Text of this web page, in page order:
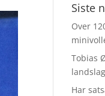
Siste
Over
Tobias
Har